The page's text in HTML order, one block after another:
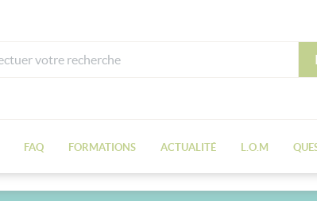
FAQ FORMATIONS ACTUALITÉ L.O.M